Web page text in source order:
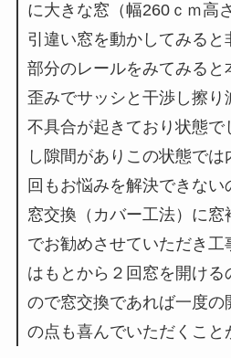
に大きな窓（幅260ｃｍ高
引違い窓を動かしてみると
部分のレールをみてみる
歪みでサッシと干渉し擦り
不具合が起きており状態
し隙間がありこの状態で
回もお悩みを解決できな
窓交換（カバー工法）に
でお勧めさせていただき
はもとから２回窓を開ける
ので窓交換であれば一度の
の点も喜んでいただくこと